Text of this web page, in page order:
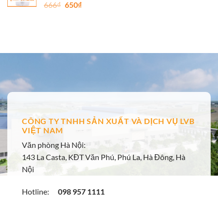
650₫.
666₫ Giá
650₫Giá
CÔNG TY TNHH SẢN XUẤT VÀ DỊCH VỤ LVB
VIỆT NAM
Văn phòng Hà Nội:
143 La Casta, KĐT Văn Phú, Phú La, Hà Đông, Hà
Nội
Hotline:
098 957 1111